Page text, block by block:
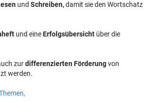
und Schreiben,damit sie den Wortschatz
und eineErfolgsübersicht über die
zurdifferenzierten Förderungvon
werden.